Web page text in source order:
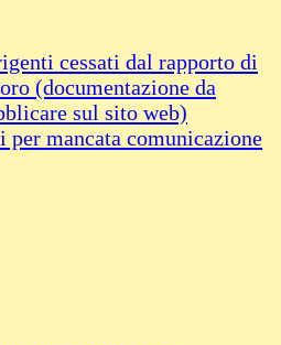
cessati dal rapporto di
(documentazione da
sul sito web)
per mancata comunicazione